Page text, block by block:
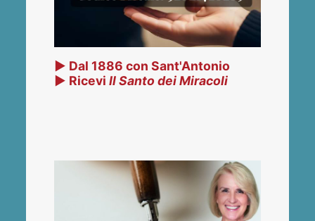
▶ Dal 1886 con Sant'Antonio
▶ RiceviIl Santo dei Miracoli